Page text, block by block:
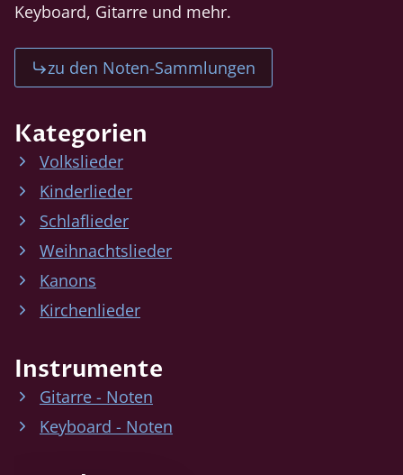
Keyboard, Gitarre und mehr.
zu den Noten-Sammlungen
Kategorien
Volkslieder
Kinderlieder
Schlaflieder
Weihnachtslieder
Kanons
Kirchenlieder
Instrumente
Gitarre - Noten
Keyboard - Noten